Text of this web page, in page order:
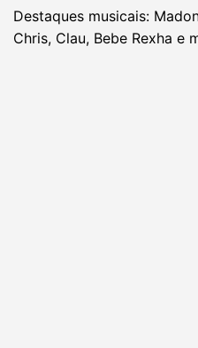
Destaques musicais:
Chris, Clau, Bebe Rexha e